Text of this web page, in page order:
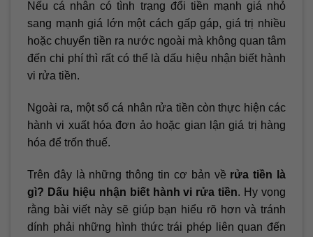
Nếu cá nhân có tình trạng đổi tiền mạnh giá nhỏ
sang mạnh giá lớn một cách gấp gáp, giá trị nhiều
hoặc chuyển tiền ra nước ngoài mà không quan tâm
đến chi phí thì rất có thể là dấu hiệu nhận biết hành
vi rửa tiền.
Ngoài ra, một số cá nhân rửa tiền còn thực hiện các
hành vi xuất hóa đơn ảo hoặc gian lận giá trị hàng
hóa để trốn thuế.
Trên đây là những thông tin cơ bản về rửa tiền là
gì? Dấu hiệu nhận biết hành vi rửa tiền. Hy vọng
rằng bài viết này sẽ giúp bạn hiểu rõ hơn và tránh
dính phải những hình thức trái phép liên quan đến